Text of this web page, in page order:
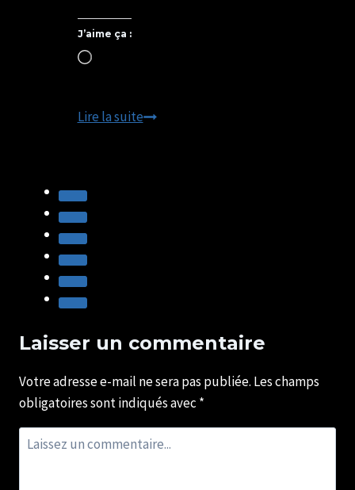
J’aime ça :
Chargement…
Lire la suiteBoulangerie
Laisser un commentaire
Votre adresse e-mail ne sera pas publiée. Les champs
obligatoires sont indiqués avec *